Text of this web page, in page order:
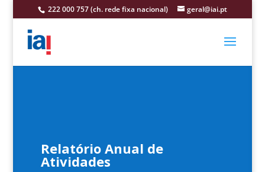
222 000 757 (ch. rede fixa nacional) geral@iai.pt
Relatório Anual de
Atividades